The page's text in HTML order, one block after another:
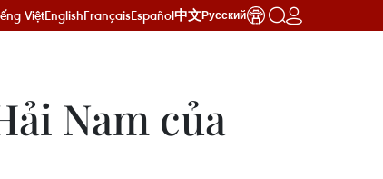
ViệtEnglishFrançaisEspañol中文Русский
Nam của